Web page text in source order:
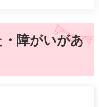
障がいがあ